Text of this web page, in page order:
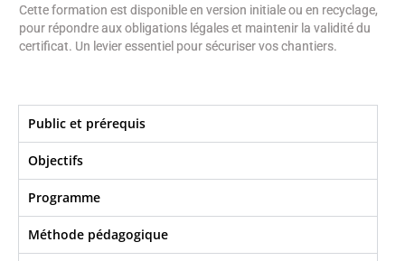
Cette formation est disponible en version initiale ou en recyclage,
pour répondre aux obligations légales et maintenir la validité du
certificat. Un levier essentiel pour sécuriser vos chantiers.
Public et prérequis
Objectifs​
Programme
Méthode pédagogique